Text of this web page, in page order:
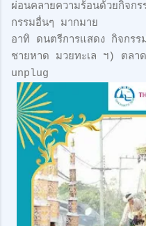
ผ่อนคลายความร้อนด้วยกิจก
กรรมอื่นๆ มากมาย
อาทิ ดนตรีการแสดง กิจกรร
ชายหาด มวยทะเล ฯ) ตลา
unplug